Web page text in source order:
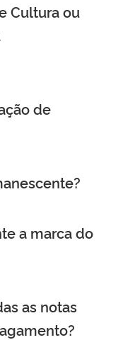
Cultura ou
de
a marca do
as notas